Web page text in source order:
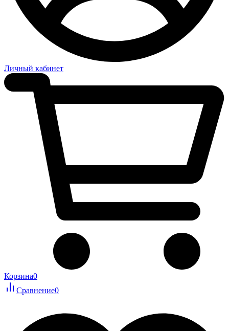
Личный кабинет
Корзина0
Сравнение0